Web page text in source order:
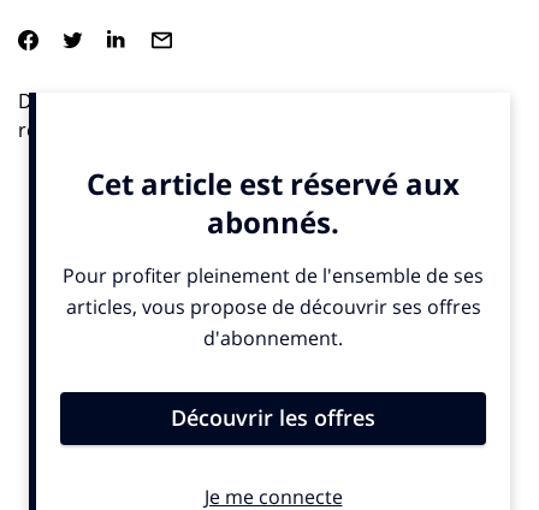
Des lignes aériennes pour chiens, des prêtres, des
réseaux sociaux, des masseurs pour toutous, des
juges pour accorder la garde alternée à leurs maîtres
(un juge américain vient de prendre cette décision hier
encore certains produits plus sophistiqués à nos
animaux de compagnie pour qu’ils soient parfaitement
heureux ! Ce manque est désormais comblé.
« son » compagnon est le plus brillant de toute la
terre. Mais pour le rendre encore plus intelligent
d’inventer une gamme de produits destinées à